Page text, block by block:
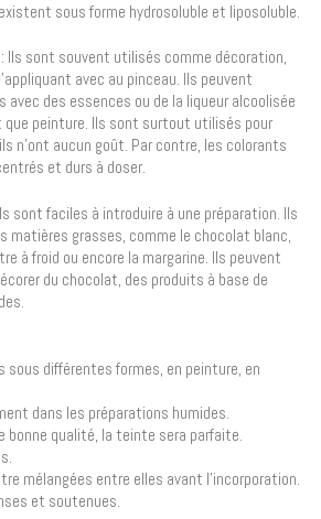
sous forme hydrosoluble et liposoluble.
: Ils sont souvent utilisés comme décoration,
avec au pinceau. Ils peuvent
avec des essences ou de la liqueur alcoolisée
peinture. Ils sont surtout utilisés pour
n’ont aucun goût. Par contre, les colorants
et durs à doser.
sont faciles à introduire à une préparation. Ils
matières grasses, comme le chocolat blanc,
à froid ou encore la margarine. Ils peuvent
du chocolat, des produits à base de
différentes formes, en peinture, en
dans les préparations humides.
bonne qualité, la teinte sera parfaite.
mélangées entre elles avant l’incorporation.
et soutenues.